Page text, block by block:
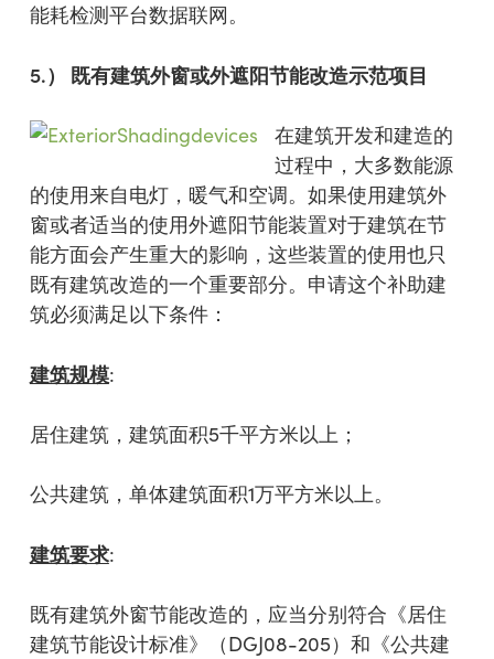
能耗检测平台数据联网。
5.） 既有建筑外窗或外遮阳节能改造示范项目
在建筑开发和建造的
过程中，大多数能源
的使用来自电灯，暖气和空调。如果使用建筑外
窗或者适当的使用外遮阳节能装置对于建筑在节
能方面会产生重大的影响，这些装置的使用也只
既有建筑改造的一个重要部分。申请这个补助建
筑必须满足以下条件：
建筑规模:
居住建筑，建筑面积5千平方米以上；
公共建筑，单体建筑面积1万平方米以上。
建筑要求:
既有建筑外窗节能改造的，应当分别符合《居住
建筑节能设计标准》（DGJ08-205）和《公共建